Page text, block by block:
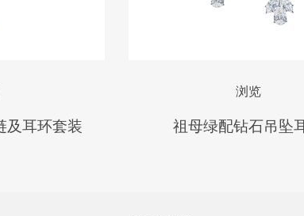
及耳环套装
浏览
祖母绿配钻石吊坠